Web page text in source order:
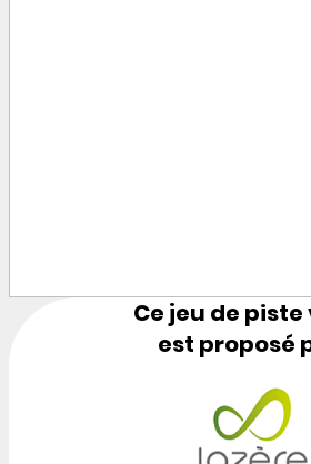
Ce jeu de piste
est proposé